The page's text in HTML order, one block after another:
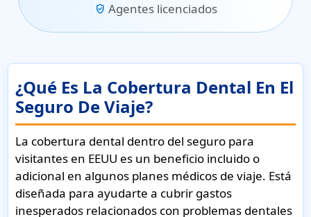
verified_user Agentes licenciados
¿Qué Es La Cobertura Dental En El
Seguro De Viaje?
La cobertura dental dentro del seguro para
visitantes en EEUU es un beneficio incluido o
adicional en algunos planes médicos de viaje. Está
diseñada para ayudarte a cubrir gastos
inesperados relacionados con problemas dentales